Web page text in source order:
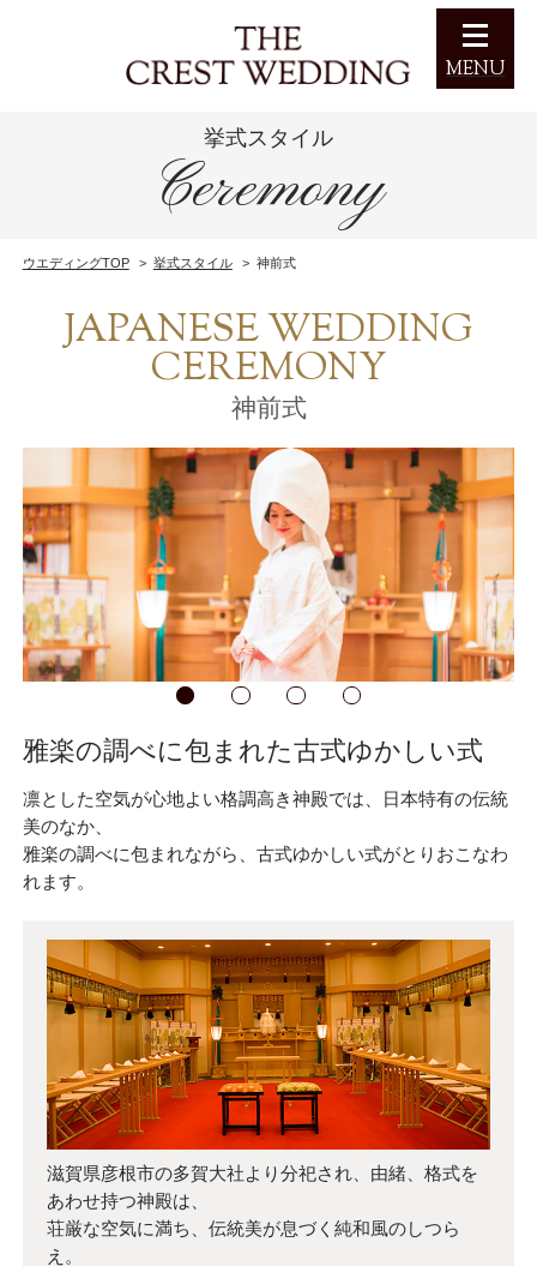
MENU
挙式スタイル
Ceremony
ウエディングTOP 挙式スタイル 神前式
JAPANESE WEDDING
CEREMONY
神前式
雅楽の調べに包まれた古式ゆかしい式
凛とした空気が心地よい格調高き神殿では、日本特有の伝統
美のなか、
雅楽の調べに包まれながら、古式ゆかしい式がとりおこなわ
れます。
滋賀県彦根市の多賀大社より分祀され、由緒、格式を
あわせ持つ神殿は、
荘厳な空気に満ち、伝統美が息づく純和風のしつら
え。
フェア予約
お問い合わせ
料理
パーティー会場
ウエディングアイテム
フォトギャラリー
新着情報
ウエディングプラン
Q&A
結納・顔合わせ
挙式までの流れ
親族・列席者へのサービス
アクセス